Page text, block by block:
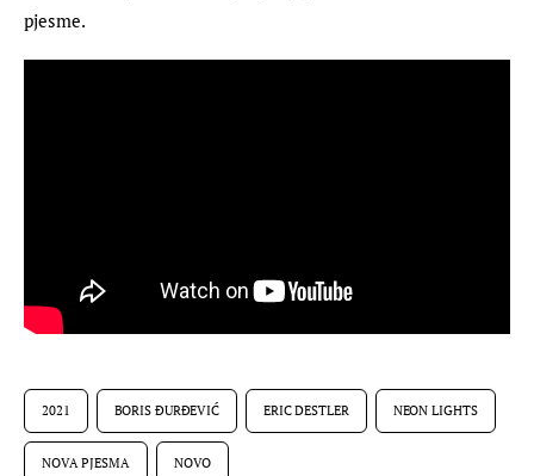
pjesme.
2021 BORIS ĐURĐEVIĆ ERIC DESTLER NEON LIGHTS
NOVA PJESMA NOVO